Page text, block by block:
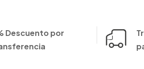
Descuento por